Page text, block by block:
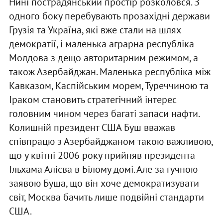
одного боку перебувають прозахідні держави
Грузія та Україна, які вже стали на шлях
демократії, і маленька аграрна республіка
Молдова з дещо авторитарним режимом, а
також Азербайджан. Маленька республіка між
Кавказом, Каспійським морем, Туреччиною та
Іраком становить стратегічний інтерес
головним чином через багаті запаси нафти.
Колишній президент США Буш вважав
співпрацю з Азербайджаном такою важливою,
що у квітні 2006 року прийняв президента
Ільхама Алієва в Білому домі. Але за гучною
заявою Буша, що він хоче демократизувати
світ, Москва бачить лише подвійні стандарти
США.